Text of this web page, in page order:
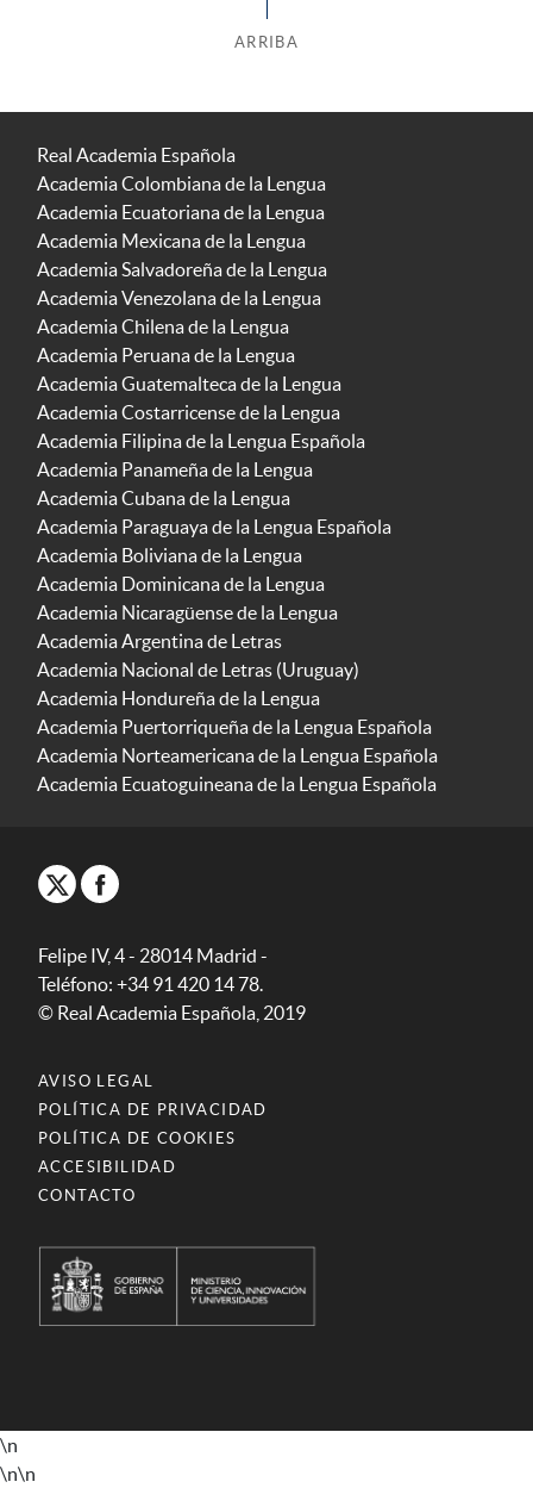
ARRIBA
Real Academia Española
Academia Colombiana de la Lengua
Academia Ecuatoriana de la Lengua
Academia Mexicana de la Lengua
Academia Salvadoreña de la Lengua
Academia Venezolana de la Lengua
Academia Chilena de la Lengua
Academia Peruana de la Lengua
Academia Guatemalteca de la Lengua
Academia Costarricense de la Lengua
Academia Filipina de la Lengua Española
Academia Panameña de la Lengua
Academia Cubana de la Lengua
Academia Paraguaya de la Lengua Española
Academia Boliviana de la Lengua
Academia Dominicana de la Lengua
Academia Nicaragüense de la Lengua
Academia Argentina de Letras
Academia Nacional de Letras (Uruguay)
Academia Hondureña de la Lengua
Academia Puertorriqueña de la Lengua Española
Academia Norteamericana de la Lengua Española
Academia Ecuatoguineana de la Lengua Española
Felipe IV, 4 - 28014 Madrid -
Teléfono: +34 91 420 14 78.
© Real Academia Española, 2019
AVISO LEGAL
POLÍTICA DE PRIVACIDAD
POLÍTICA DE COOKIES
ACCESIBILIDAD
CONTACTO
\n
\n\n